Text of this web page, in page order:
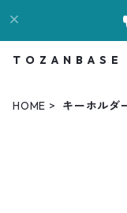
T O Z A N B A S E
HOME キーホルダ